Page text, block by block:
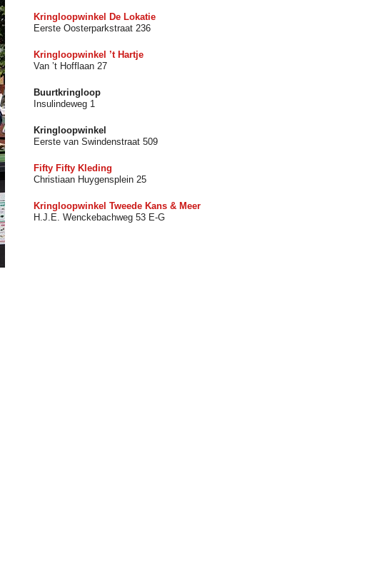
Kringloopwinkel De Lokatie
Eerste Oosterparkstraat 236
Kringloopwinkel ’t Hartje
Van ’t Hofflaan 27
Buurtkringloop
Insulindeweg 1
Kringloopwinkel
Eerste van Swindenstraat 509
Fifty Fifty Kleding
Christiaan Huygensplein 25
Kringloopwinkel Tweede Kans & Meer
H.J.E. Wenckebachweg 53 E-G